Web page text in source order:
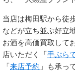
当店は梅田駅から徒
などが立ち並ぶ好立
お酒を高価買取して
店いただく「手ぶら
「来店予約 」も承っ